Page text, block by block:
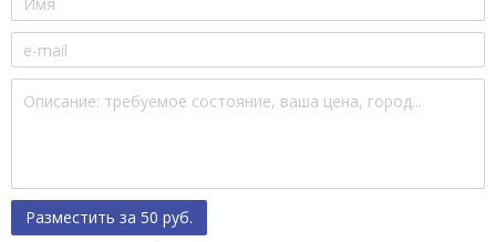
Разместить за 50 руб.